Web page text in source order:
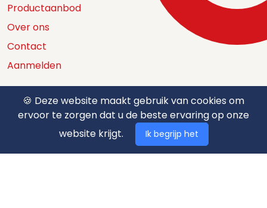
Productaanbod
Over ons
Contact
Aanmelden
Catalogus
Nuttige documenten
Privacy policy
🍪 Deze website maakt gebruik van cookies om
ervoor te zorgen dat u de beste ervaring op onze
website krijgt.
Ik begrijp het